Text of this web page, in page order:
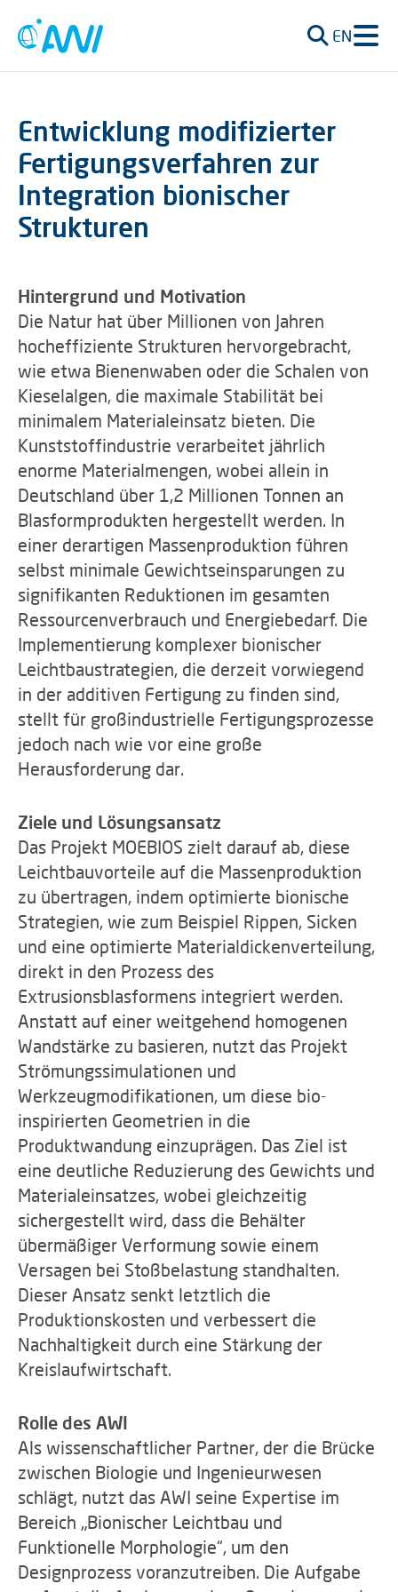
EN
Entwicklung modifizierter
Fertigungsverfahren zur
Integration bionischer
Strukturen
Hintergrund und Motivation
Die Natur hat über Millionen von Jahren
hocheffiziente Strukturen hervorgebracht,
wie etwa Bienenwaben oder die Schalen von
Kieselalgen, die maximale Stabilität bei
minimalem Materialeinsatz bieten. Die
Kunststoffindustrie verarbeitet jährlich
enorme Materialmengen, wobei allein in
Deutschland über 1,2 Millionen Tonnen an
Blasformprodukten hergestellt werden. In
einer derartigen Massenproduktion führen
selbst minimale Gewichtseinsparungen zu
signifikanten Reduktionen im gesamten
Ressourcenverbrauch und Energiebedarf. Die
Implementierung komplexer bionischer
Leichtbaustrategien, die derzeit vorwiegend
in der additiven Fertigung zu finden sind,
stellt für großindustrielle Fertigungsprozesse
jedoch nach wie vor eine große
Herausforderung dar.
Ziele und Lösungsansatz
Das Projekt MOEBIOS zielt darauf ab, diese
Leichtbauvorteile auf die Massenproduktion
zu übertragen, indem optimierte bionische
Strategien, wie zum Beispiel Rippen, Sicken
und eine optimierte Materialdickenverteilung,
direkt in den Prozess des
Extrusionsblasformens integriert werden.
Anstatt auf einer weitgehend homogenen
Wandstärke zu basieren, nutzt das Projekt
Strömungssimulationen und
Werkzeugmodifikationen, um diese bio-
inspirierten Geometrien in die
Produktwandung einzuprägen. Das Ziel ist
eine deutliche Reduzierung des Gewichts und
Materialeinsatzes, wobei gleichzeitig
sichergestellt wird, dass die Behälter
übermäßiger Verformung sowie einem
Versagen bei Stoßbelastung standhalten.
Dieser Ansatz senkt letztlich die
Produktionskosten und verbessert die
Nachhaltigkeit durch eine Stärkung der
Kreislaufwirtschaft.
Rolle des AWI
Als wissenschaftlicher Partner, der die Brücke
zwischen Biologie und Ingenieurwesen
schlägt, nutzt das AWI seine Expertise im
Bereich „Bionischer Leichtbau und
Funktionelle Morphologie“, um den
Designprozess voranzutreiben. Die Aufgabe